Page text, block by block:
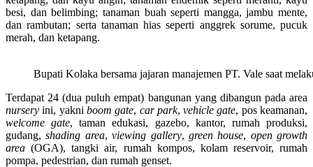
besi, dan belimbing; tanaman buah seperti mangga, jambu mente,
dan rambutan; serta tanaman hias seperti anggrek sorume, pucuk
merah, dan ketapang.
Bupati Kolaka bersama jajaran manajemen PT. Vale saat
Terdapat 24 (dua puluh empat) bangunan yang dibangun pada area
nursery ini, yakni boom gate, car park,vehicle gate, pos keamanan,
welcome gate, taman edukasi, gazebo, kantor, rumah produksi,
gudang,shading area,viewing gallery, green house, open growth
area (OGA), tangki air, rumah kompos, kolam reservoir, rumah
pompa, pedestrian, dan rumah genset.